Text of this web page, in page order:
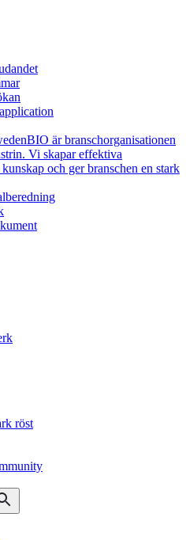
är branschorganisationen
Vi skapar effektiva
och ger branschen en stark
röst